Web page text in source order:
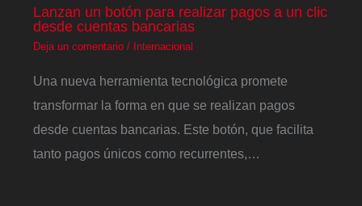
Lanzan un botón para realizar pagos a un clic
desde cuentas bancarias
Deja un comentario / Internacional
Una nueva herramienta tecnológica promete
transformar la forma en que se realizan pagos
desde cuentas bancarias. Este botón, que facilita
tanto pagos únicos como recurrentes,…